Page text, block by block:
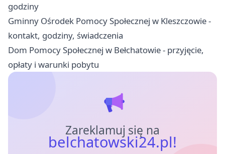
godziny
Gminny Ośrodek Pomocy Społecznej w Kleszczowie -
kontakt, godziny, świadczenia
Dom Pomocy Społecznej w Bełchatowie - przyjęcie,
opłaty i warunki pobytu
Zareklamuj się na
belchatowski24.pl!